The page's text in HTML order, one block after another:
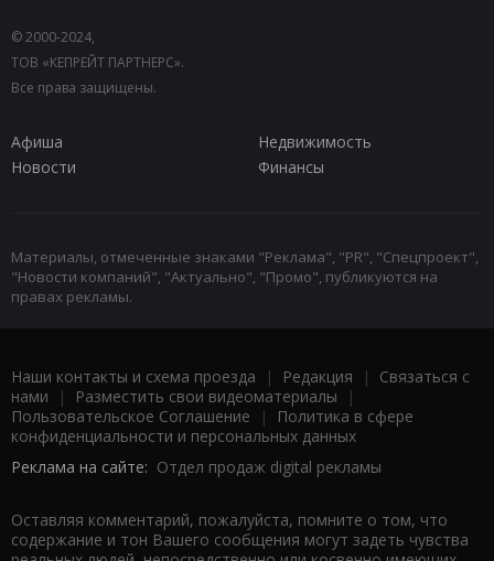
© 2000-2024,
ТОВ «КЕПРЕЙТ ПАРТНЕРС».
Все права защищены.
Афиша
Недвижимость
Новости
Финансы
Материалы, отмеченные знаками "Реклама", "PR", "Спецпроект",
"Новости компаний", "Актуально", "Промо", публикуются на
правах рекламы.
Наши контакты и схема проезда | Редакция | Связаться с
нами | Разместить свои видеоматериалы |
Пользовательское Соглашение |
Политика в сфере
конфиденциальности и персональных данных
Реклама на сайте: Отдел продаж digital рекламы
Оставляя комментарий, пожалуйста, помните о том, что
содержание и тон Вашего сообщения могут задеть чувства